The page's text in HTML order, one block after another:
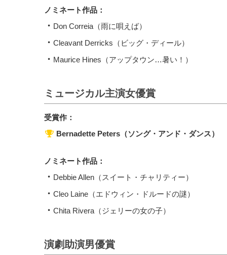
ノミネート作品：
Don Correia（雨に唄えば）
Cleavant Derricks（ビッグ・ディール）
Maurice Hines（アップタウン…暑い！）
ミュージカル主演女優賞
受賞作：
Bernadette Peters（ソング・アンド・ダンス）
ノミネート作品：
Debbie Allen（スイート・チャリティー）
Cleo Laine（エドウィン・ドルードの謎）
Chita Rivera（ジェリーの女の子）
演劇助演男優賞